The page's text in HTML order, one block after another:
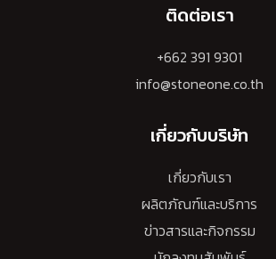
ติดต่อเรา
+662 391 9301
info@stoneone.co.th
เกี่ยวกับบริษัท
เกี่ยวกับเรา
ผลิตภัณฑ์และบริการ
ข่าวสารและกิจกรรม